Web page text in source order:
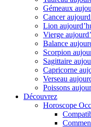
Gémeaux
Cancer
Lion
Vierge
Balance
Scorpion
Sagittaire
Capricorne
Verseau
Poissons
Découvrez
Horoscope